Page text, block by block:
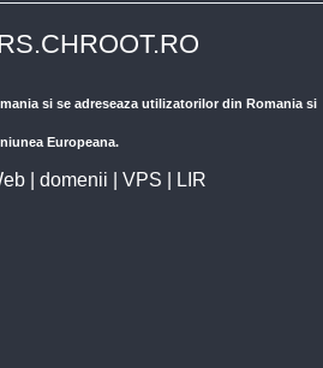
si se adreseaza utilizatorilor din Romania si
Europeana.
| domenii VPS LIR